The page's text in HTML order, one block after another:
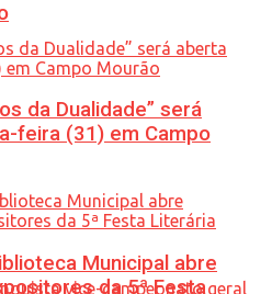
da Dualidade” será
feira (31) em Campo
Municipal abre
da 5ª Festa